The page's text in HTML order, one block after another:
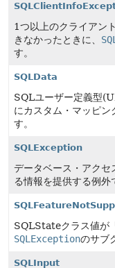
1つ以上のクライアン
きなかったときに、
す。
SQLData
SQLユーザー定義型
にカスタム・マッピ
す。
SQLException
データベース・アクセ
る情報を提供する例外
SQLStateクラス値が
SQLExceptionのサブ
SQLInput